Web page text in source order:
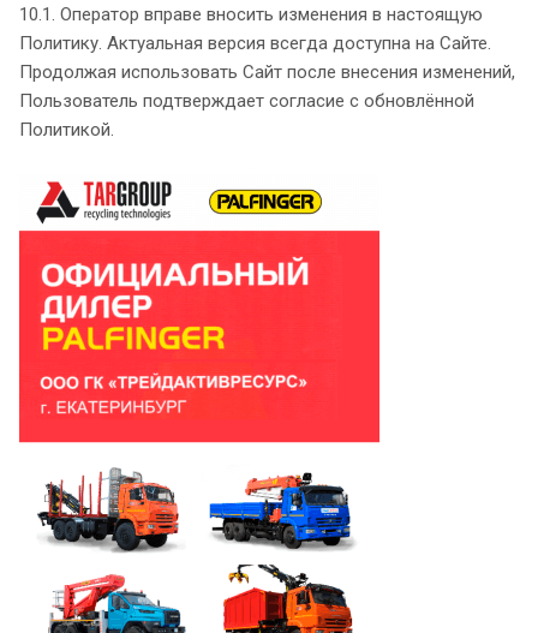
10.1. Оператор вправе вносить изменения в настоящую
Политику. Актуальная версия всегда доступна на Сайте.
Продолжая использовать Сайт после внесения изменений,
Пользователь подтверждает согласие с обновлённой
Политикой.